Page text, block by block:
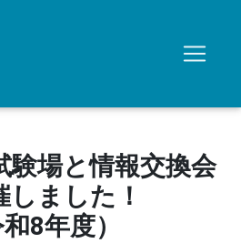
験場と情報交換会
しました！
和8年度）